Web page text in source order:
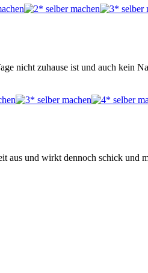
nicht zuhause ist und auch kein
aus und wirkt dennoch schick